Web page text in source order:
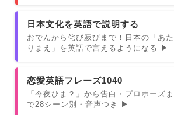
日本文化を英語で説明する
おでんから侘び寂びまで！日本の「あた
りまえ」を英語で言えるようになる ▶
恋愛英語フレーズ1040
「今夜ひま？」から告白・プロポーズま
で28シーン別・音声つき ▶